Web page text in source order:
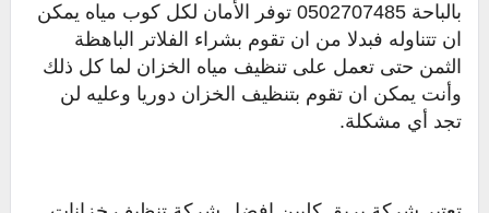
بالباحة 0502707485 توفر الأمان لكل كوب مياه يمكن
ان تتناوله فبدلا من ان تقوم بشراء الفلاتر الباهظة
الثمن حتى تعمل على تنظيف مياه الخزان لما كل ذلك
وأنت يمكن ان تقوم بتنظيف الخزان دوريا وعليه لن
تجد أي مشكلة.